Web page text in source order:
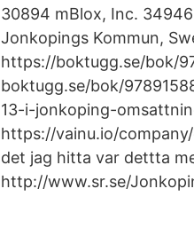
30894 mBlox, Inc.
Jonkopings Kommun,
https://boktugg.se/bok/
boktugg.se/bok/
13-i-jonkoping-
https://vainu.io/
det jag hitta var dettta
http://www.sr.se/